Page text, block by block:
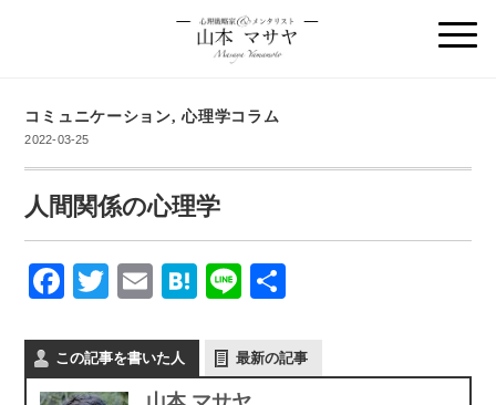
コミュニケーション,心理学コラム
2022-03-25
人間関係の心理学
F
c
e
T
tt
er
E
ail
H
e
n
Li
e
この記事を書いた人 最新の記事